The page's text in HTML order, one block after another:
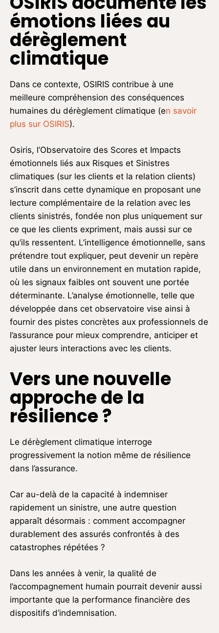
émotions liées au
dérèglement
climatique
Dans ce contexte, OSIRIS contribue à une
meilleure compréhension des conséquences
humaines du dérèglement climatique (en savoir
plus sur OSIRIS).
Osiris, l’Observatoire des Scores et Impacts
émotionnels liés aux Risques et Sinistres
climatiques (sur les clients et la relation clients)
s’inscrit dans cette dynamique en proposant une
lecture complémentaire de la relation avec les
clients sinistrés, fondée non plus uniquement sur
ce que les clients expriment, mais aussi sur ce
qu’ils ressentent. L’intelligence émotionnelle, sans
prétendre tout expliquer, peut devenir un repère
utile dans un environnement en mutation rapide,
où les signaux faibles ont souvent une portée
déterminante. L’analyse émotionnelle, telle que
développée dans cet observatoire vise ainsi à
fournir des pistes concrètes aux professionnels de
l’assurance pour mieux comprendre, anticiper et
ajuster leurs interactions avec les clients.
Vers une nouvelle
approche de la
résilience ?
Le dérèglement climatique interroge
progressivement la notion même de résilience
dans l’assurance.
Car au-delà de la capacité à indemniser
rapidement un sinistre, une autre question
apparaît désormais : comment accompagner
durablement des assurés confrontés à des
catastrophes répétées ?
Dans les années à venir, la qualité de
l’accompagnement humain pourrait devenir aussi
importante que la performance financière des
dispositifs d’indemnisation.